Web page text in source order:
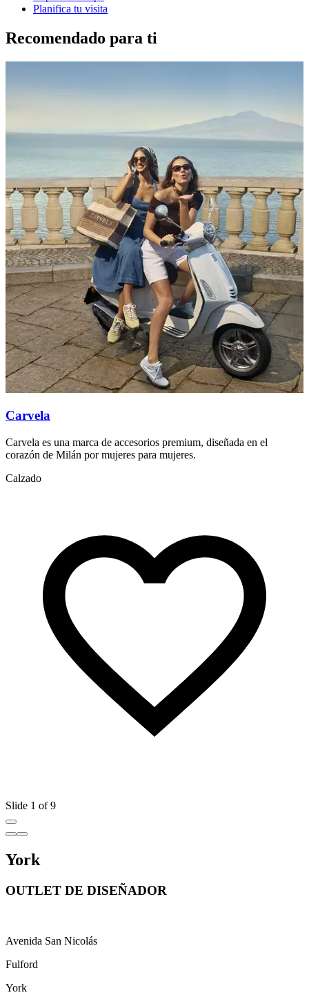
Planifica tu visita
Recomendado para ti
Carvela
Carvela es una marca de accesorios premium, diseñada en el
corazón de Milán por mujeres para mujeres.
Calzado
Slide 1 of 9
York
OUTLET DE DISEÑADOR
Avenida San Nicolás
Fulford
York